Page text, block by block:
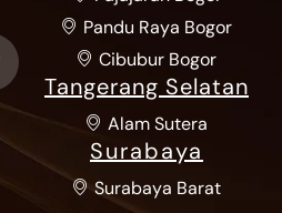
Pandu Raya Bogor
Cibubur Bogor
Tangerang Selatan
Alam Sutera
Surabaya
Surabaya Barat